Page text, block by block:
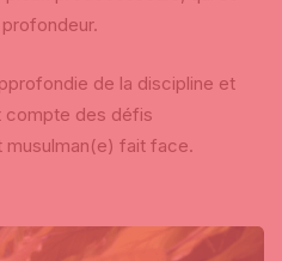
de la discipline et
compte des défis
musulman(e) fait face.